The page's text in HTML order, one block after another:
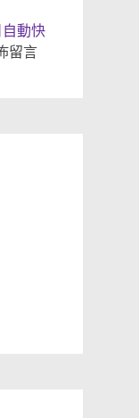
動快
留言